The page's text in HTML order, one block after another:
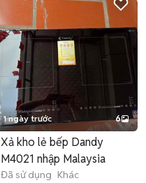
1 ngày trước 6
Xả kho lẻ bếp Dandy
M4021 nhập Malaysia
Đã sử dụng Khác